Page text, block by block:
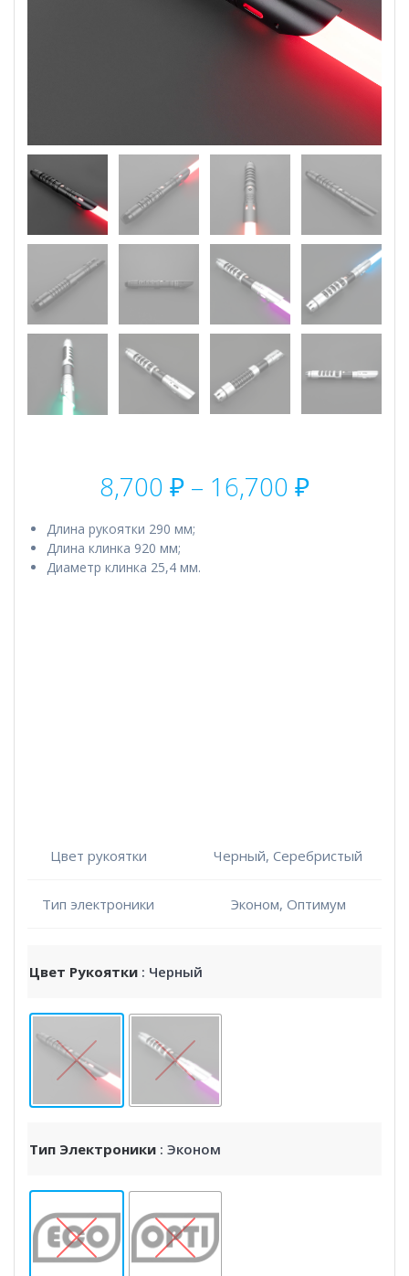
8,700 ₽ – 16,700 ₽
Длина рукоятки 290 мм;
Длина клинка 920 мм;
Диаметр клинка 25,4 мм.
Цвет рукоятки Черный, Серебристый
Тип электроники Эконом, Оптимум
Цвет Рукоятки : Черный
Тип Электроники : Эконом